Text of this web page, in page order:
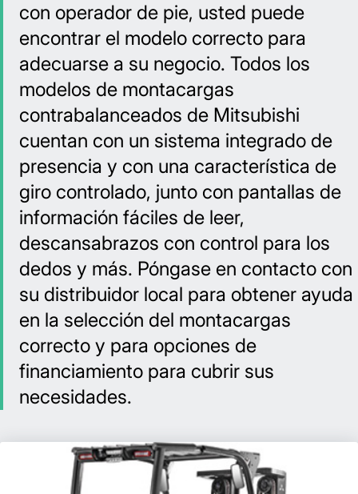
con operador de pie, usted puede
encontrar el modelo correcto para
adecuarse a su negocio. Todos los
modelos de montacargas
contrabalanceados de Mitsubishi
cuentan con un sistema integrado de
presencia y con una característica de
giro controlado, junto con pantallas de
información fáciles de leer,
descansabrazos con control para los
dedos y más. Póngase en contacto con
su distribuidor local para obtener ayuda
en la selección del montacargas
correcto y para opciones de
financiamiento para cubrir sus
necesidades.